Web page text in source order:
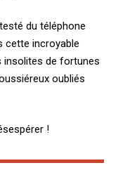
du téléphone
cette incroyable
insolites de fortunes
oubliés
!